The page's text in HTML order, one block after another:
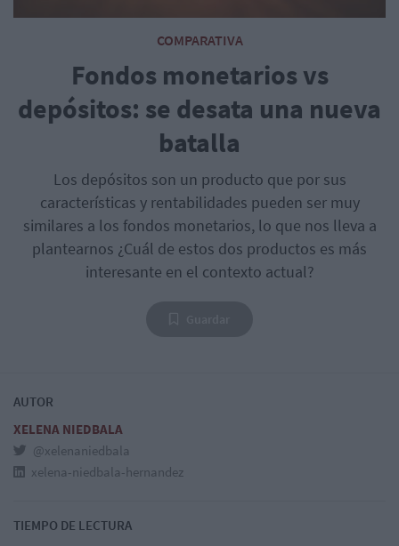
COMPARATIVA
Fondos monetarios vs
depósitos: se desata una nueva
batalla
Los depósitos son un producto que por sus
características y rentabilidades pueden ser muy
similares a los fondos monetarios, lo que nos lleva a
plantearnos ¿Cuál de estos dos productos es más
interesante en el contexto actual?
AUTOR
XELENA NIEDBALA
@xelenaniedbala
xelena-niedbala-hernandez
TIEMPO DE LECTURA